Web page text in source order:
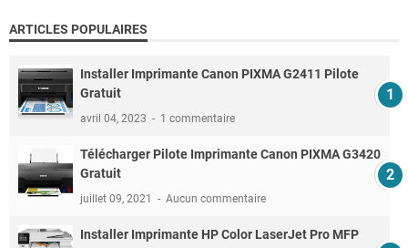
ARTICLES POPULAIRES
Installer Imprimante Canon PIXMA G2411 Pilote
Gratuit
avril 04, 2023 1 commentaire
Télécharger Pilote Imprimante Canon PIXMA G3420
Gratuit
juillet 09, 2021 Aucun commentaire
Installer Imprimante HP Color LaserJet Pro MFP